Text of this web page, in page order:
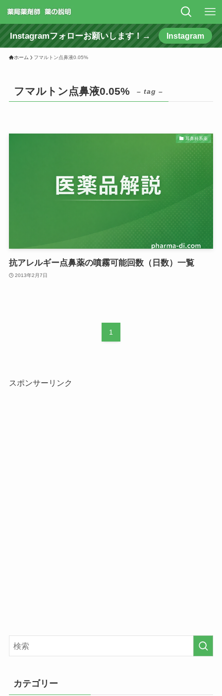
Instagramフォローお願いします！→ Instagram
ホーム フマルトン点鼻液0.05%
フマルトン点鼻液0.05% – tag –
耳鼻科系薬
抗アレルギー点鼻薬の噴霧可能回数（日数）一覧
2013年2月7日
1
スポンサーリンク
カテゴリー